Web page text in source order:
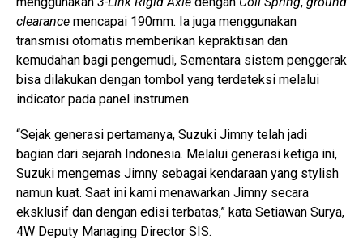
clearance mencapai 190mm. Ia juga menggunakan
transmisi otomatis memberikan kepraktisan dan
kemudahan bagi pengemudi, Sementara sistem penggerak
bisa dilakukan dengan tombol yang terdeteksi melalui
indicator pada panel instrumen.
“Sejak generasi pertamanya, Suzuki Jimny telah jadi
bagian dari sejarah Indonesia. Melalui generasi ketiga ini,
Suzuki mengemas Jimny sebagai kendaraan yang stylish
namun kuat. Saat ini kami menawarkan Jimny secara
eksklusif dan dengan edisi terbatas,” kata Setiawan Surya,
4W Deputy Managing Director SIS.